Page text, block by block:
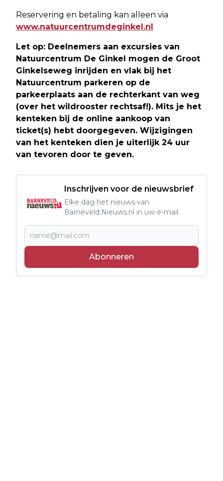
Reservering en betaling kan alleen via
www.natuurcentrumdeginkel.nl
Let op: Deelnemers aan excursies van
Natuurcentrum De Ginkel mogen de Groot
Ginkelseweg inrijden en vlak bij het
Natuurcentrum parkeren op de
parkeerplaats aan de rechterkant van weg
(over het wildrooster rechtsaf!). Mits je het
kenteken bij de online aankoop van
ticket(s) hebt doorgegeven. Wijzigingen
van het kenteken dien je uiterlijk 24 uur
van tevoren door te geven.
Inschrijven voor de nieuwsbrief
Elke dag het nieuws van
Barneveld.Nieuws.nl in uw e-mail.
Abonneren